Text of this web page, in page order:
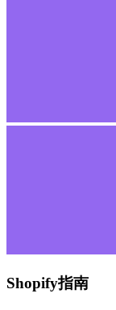
Shopify指南